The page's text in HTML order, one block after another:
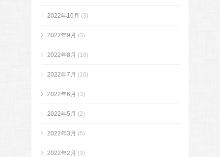
2022年10月 (3)
2022年9月 (3)
2022年8月 (18)
2022年7月 (10)
2022年6月 (3)
2022年5月 (2)
2022年3月 (5)
2022年2月 (3)